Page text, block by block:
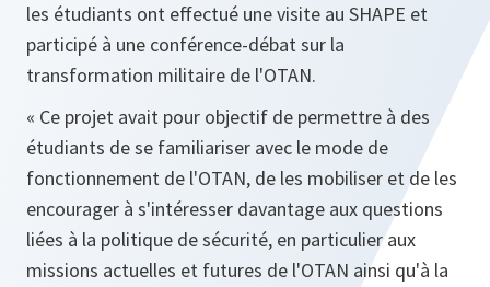
les étudiants ont effectué une visite au SHAPE et
participé à une conférence-débat sur la
transformation militaire de l'OTAN.
« Ce projet avait pour objectif de permettre à des
étudiants de se familiariser avec le mode de
fonctionnement de l'OTAN, de les mobiliser et de les
encourager à s'intéresser davantage aux questions
liées à la politique de sécurité, en particulier aux
missions actuelles et futures de l'OTAN ainsi qu'à la